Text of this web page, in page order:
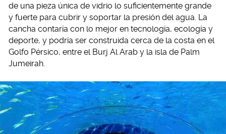
de una pieza única de vidrio lo suficientemente grande
y fuerte para cubrir y soportar la presión del agua. La
cancha contaría con lo mejor en tecnología, ecología y
deporte, y podría ser construida cerca de la costa en el
Golfo Pérsico, entre el Burj Al Arab y la isla de Palm
Jumeirah.